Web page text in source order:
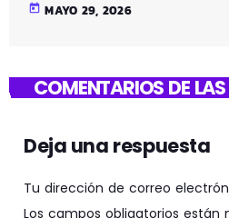
today MAYO 29, 2026
COMENTARIOS DE
Deja una respuesta
Tu dirección de correo
Los campos obligatorios están